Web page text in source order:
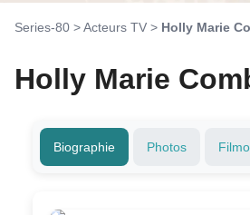
Series-80 >Acteurs TV > Holly Marie
Holly Marie
Biographie Photos